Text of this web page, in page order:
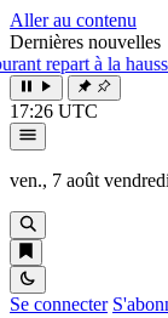
Aller au contenu
Dernières nouvelles
la hausse à
17:26 UTC
ven., 7 août
Se connecter